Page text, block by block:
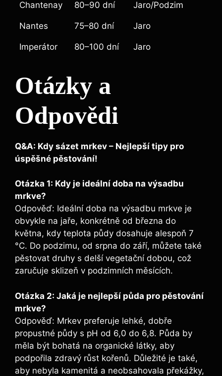
Chantenay 80–90 dní Jaro/Podzim
Nantes 75–80 dní Jaro
Imperátor 80–100 dní Jaro
Otázky a
Odpovědi
Q&A: Kdy sázet mrkev – Nejlepší tipy pro
úspěšné pěstování!
Otázka 1: Kdy je ideální doba na výsadbu
mrkve?
Odpověď: Ideální doba na výsadbu mrkve je
obvykle na jaře, konkrétně od března do
května, kdy teplota půdy dosahuje alespoň 7
°C. Do podzimu, od srpna do září, můžete také
pěstovat druhy s delší vegetační dobou, což
zaručuje sklizeň v podzimních měsících.
Otázka 2: Jaká je nejlepší půda pro pěstování
mrkve?
Odpověď: Mrkev preferuje lehké, dobře
propustné půdy s pH od 6,0 do 6,8. Půda by
měla být bohatá na organické látky, aby
podpořila zdravý růst kořenů. Důležité je také,
aby nebyla kamenitá a neobsahovala překážky,